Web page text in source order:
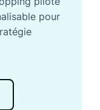
pour